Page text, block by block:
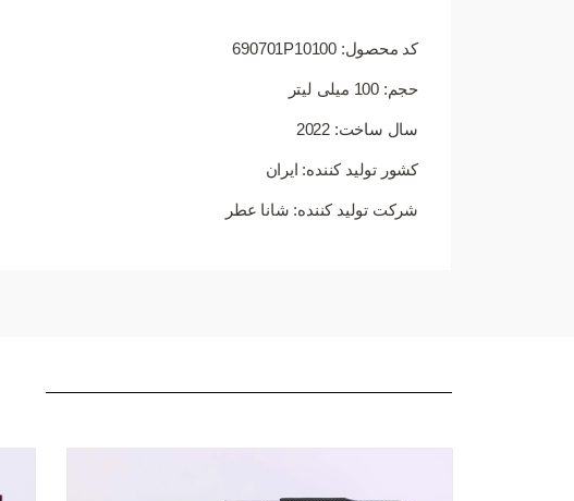
کد محصول: 690701P10100
حجم: 100 میلی لیتر
سال ساخت: 2022
کشور تولید کننده: ایران
شرکت تولید کننده: شانا عطر